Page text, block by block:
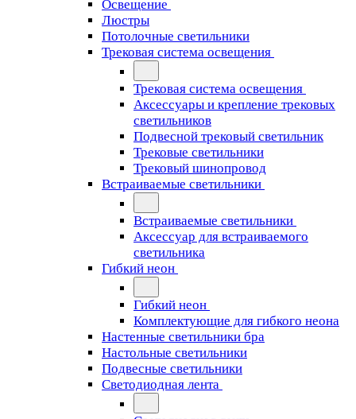
Освещение
Люстры
Потолочные светильники
Трековая система освещения
Трековая система освещения
Аксессуары и крепление трековых
светильников
Подвесной трековый светильник
Трековые светильники
Трековый шинопровод
Встраиваемые светильники
Встраиваемые светильники
Аксессуар для встраиваемого
светильника
Гибкий неон
Гибкий неон
Комплектующие для гибкого неона
Настенные светильники бра
Настольные светильники
Подвесные светильники
Светодиодная лента